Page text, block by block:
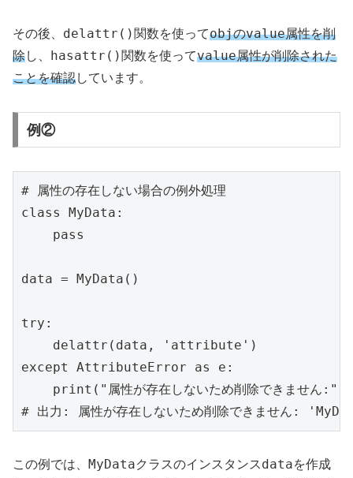
その後、 delattr() 関数を使ってobjのvalue属性を削
除し、 hasattr() 関数を使ってvalue属性が削除された
ことを確認しています。
例②
# 属性の存在しない場合の例外処理
class MyData:
    pass
data = MyData()
try:
    delattr(data, 'attribute')
except AttributeError as e:
print("属性が存在しないため削除できません:",
この例では、 MyDataクラスのインスタンスdataを作成